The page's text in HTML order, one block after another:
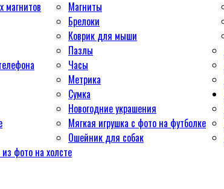
магнитов
Магниты
Брелоки
Коврик для мыши
Пазлы
Часы
Метрика
Сумка
Новогодние украшения
Мягкая игрушка с фото на футболке
Ошейник для собак
фото на холсте